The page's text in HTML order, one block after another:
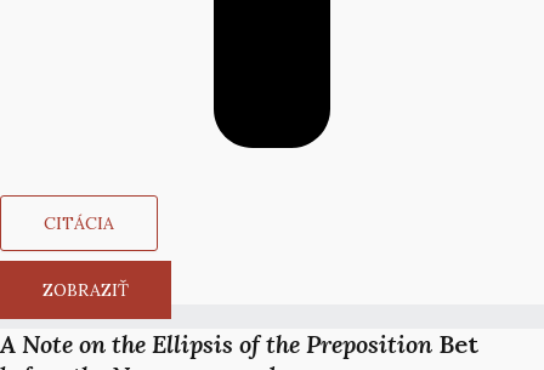
CITÁCIA
ZOBRAZIŤ
A Note on the Ellipsis of the Preposition Bet